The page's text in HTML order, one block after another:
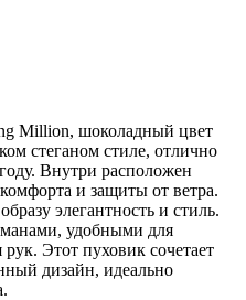
Million, шоколадный цвет
стеганом стиле, отлично
Внутри расположен
и защиты от ветра.
элегантность и стиль.
удобными для
Этот пуховик сочетает
дизайн, идеально